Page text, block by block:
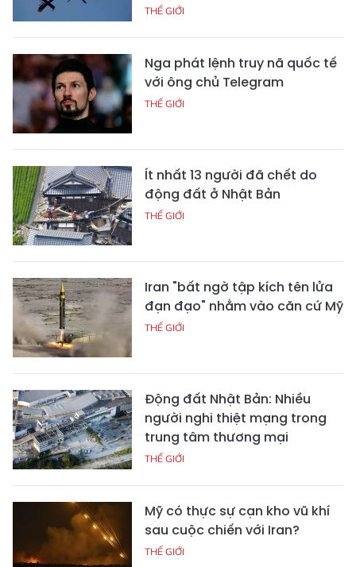
THẾ GIỚI
Nga phát lệnh truy nã quốc tế
với ông chủ Telegram
THẾ GIỚI
Ít nhất 13 người đã chết do
động đất ở Nhật Bản
THẾ GIỚI
Iran "bất ngờ tập kích tên lửa
đạn đạo" nhằm vào căn cứ Mỹ
THẾ GIỚI
Động đất Nhật Bản: Nhiều
người nghi thiệt mạng trong
trung tâm thương mại
THẾ GIỚI
Mỹ có thực sự cạn kho vũ khí
sau cuộc chiến với Iran?
THẾ GIỚI